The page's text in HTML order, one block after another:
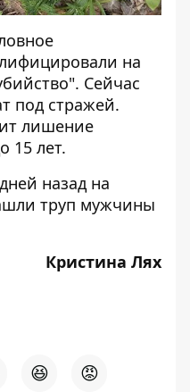
на
Сейчас
под стражей.
лишение
15 лет.
назад на
труп мужчины
Кристина Лях
😆 😡